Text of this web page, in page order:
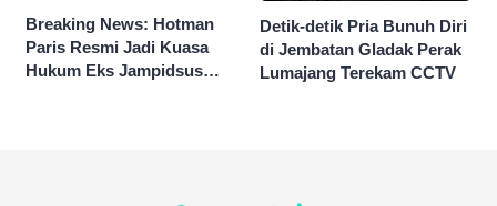
Breaking News: Hotman
Paris Resmi Jadi Kuasa
Hukum Eks Jampidsus
Detik-detik Pria Bunuh Diri
di Jembatan Gladak Perak
Lumajang Terekam CCTV